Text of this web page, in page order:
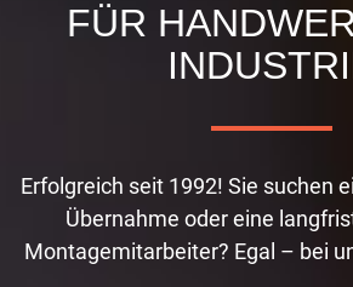
FÜR
Erfolgreich seit 1992! Sie suchen
Übernahme oder eine
Montagemitarbeiter? Egal – bei